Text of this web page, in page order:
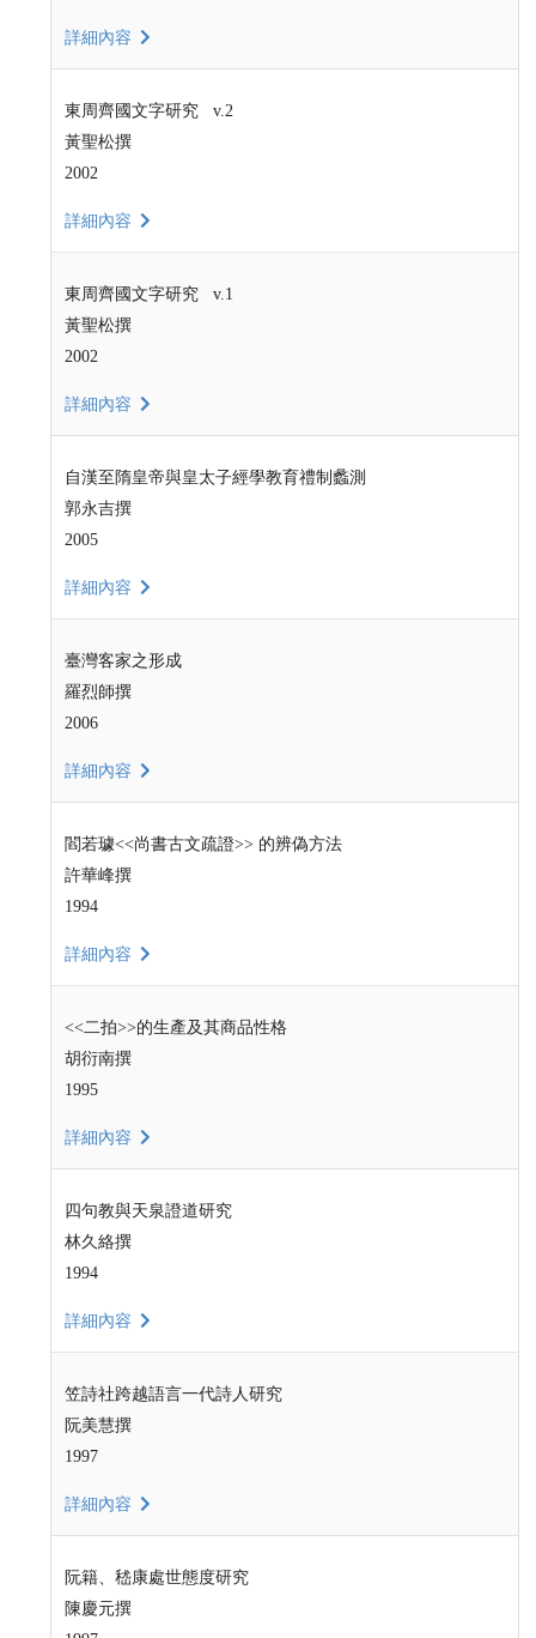
詳細內容
東周齊國文字研究 v.2
黃聖松撰
2002
詳細內容
東周齊國文字研究 v.1
黃聖松撰
2002
詳細內容
自漢至隋皇帝與皇太子經學教育禮制蠡測
郭永吉撰
2005
詳細內容
臺灣客家之形成
羅烈師撰
2006
詳細內容
閻若璩<<尚書古文疏證>> 的辨偽方法
許華峰撰
1994
詳細內容
<<二拍>>的生產及其商品性格
胡衍南撰
1995
詳細內容
四句教與天泉證道研究
林久絡撰
1994
詳細內容
笠詩社跨越語言一代詩人研究
阮美慧撰
1997
詳細內容
阮籍、嵇康處世態度研究
陳慶元撰